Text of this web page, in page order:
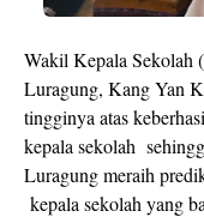
Wakil Kepala Sekolah
Luragung, Kang Yan
tingginya atas
kepala sekolah
Luragung meraih
kepala sekolah yang